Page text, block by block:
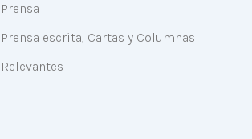
Prensa
Prensa escrita, Cartas y Columnas
Relevantes